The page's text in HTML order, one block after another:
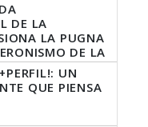
DE LA
LA PUGNA
DE LA
PECADO"UN
QUE PIENSA